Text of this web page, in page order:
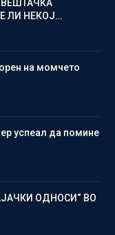
ЛИ НЕКОЈ…
на момчето
успеал да помине
ОДНОСИ“ ВО